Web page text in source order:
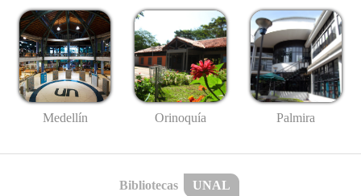
Medellín Orinoquía Palmira
Bibliotecas UNAL